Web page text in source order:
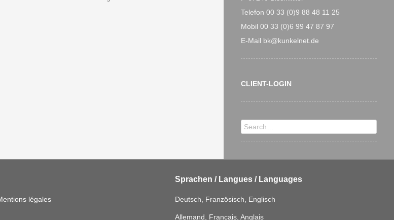
Telefon 00 33 (0)9 88 48 11 25
Mobil 00 33 (0)6 99 47 87 97
E-Mail bk@kunkelnet.de
CLIENT-LOGIN
Search
légales
Sprachen / Langues / Languages
Deutsch, Französisch, Englisch
Allemand, Français, Anglais